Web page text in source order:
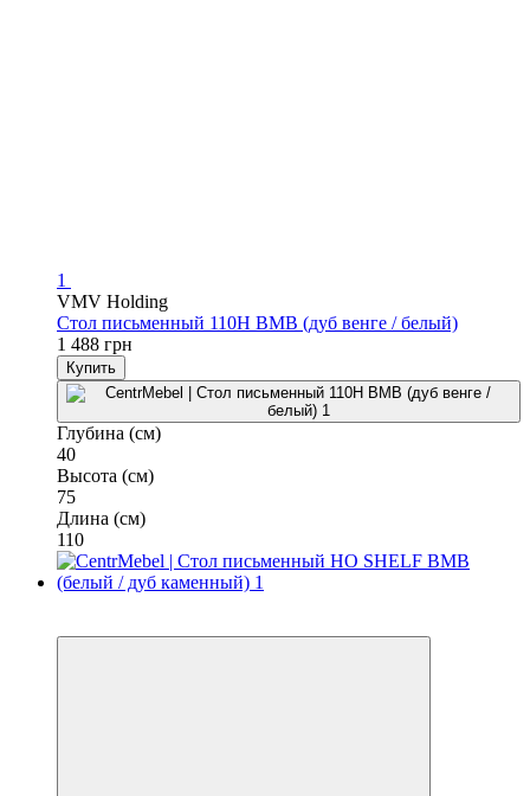
1
VMV Holding
Стол письменный 110H ВМВ (дуб венге / белый)
1 488 грн
Купить
Глубина (см)
40
Высота (см)
75
Длина (см)
110